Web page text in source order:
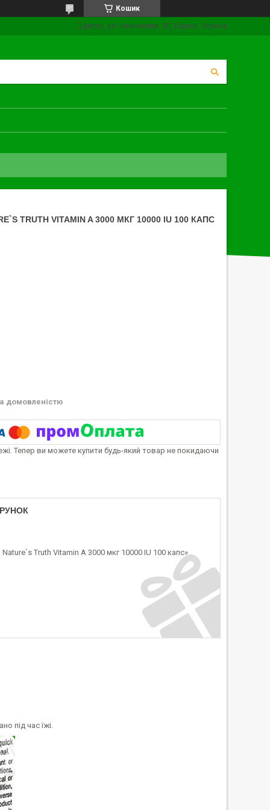
Кошик
Одесса, ул. Нежинская, 30, Одеса, Україна
TRUTH VITAMIN A 3000 МКГ 10000 IU 100 КАПС
домовленістю
Тепер ви можете купити будь-який товар не покидаючи
Truth Vitamin A 3000 мкг 10000 IU 100 капс»
під час їжі.